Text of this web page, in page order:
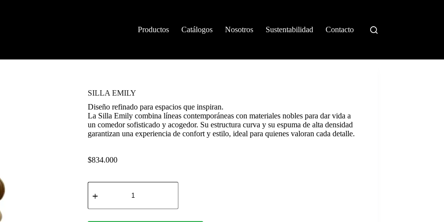
Productos
Catálogos Nosotros Sustentabilidad Contacto
SILLA EMILY
Diseño refinado para espacios que inspiran.
La Silla Emily combina líneas contemporáneas con materiales nobles para dar vida a
un comedor sofisticado y acogedor. Su estructura curva y su espuma de alta densidad
garantizan una experiencia de confort y estilo, ideal para quienes valoran cada detalle.
$834.000
SILLA
EMILY